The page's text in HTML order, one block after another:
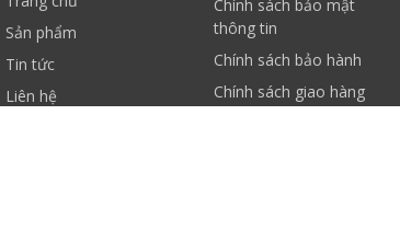
Sản phẩm
Tin tức
Liên hệ
Chính sách bảo mật
thông tin
Chính sách bảo hành
Chính sách giao hàng